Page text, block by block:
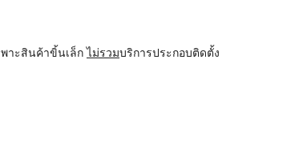
าะสินค้าขิ้นเล็ก ไม่รวมบริการประกอบติดตั้ง